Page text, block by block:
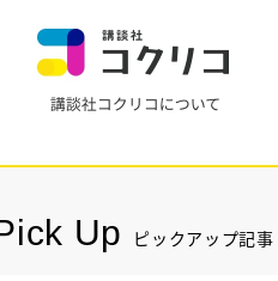
Up ピックアップ記事